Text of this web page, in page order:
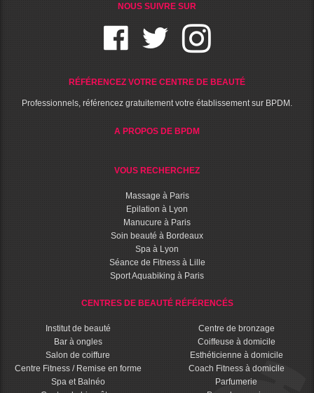
NOUS SUIVRE SUR
RÉFÉRENCEZ VOTRE CENTRE DE BEAUTÉ
Professionnels, référencez gratuitement votre établissement sur BPDM.
A PROPOS DE BPDM
VOUS RECHERCHEZ
Massage à Paris
Epilation à Lyon
Manucure à Paris
Soin beauté à Bordeaux
Spa à Lyon
Séance de Fitness à Lille
Sport Aquabiking à Paris
CENTRES DE BEAUTÉ RÉFÉRENCÉS
Institut de beauté
Bar à ongles
Salon de coiffure
Centre Fitness / Remise en forme
Spa et Balnéo
Centre de bronzage
Coiffeuse à domicile
Esthéticienne à domicile
Coach Fitness à domicile
Parfumerie